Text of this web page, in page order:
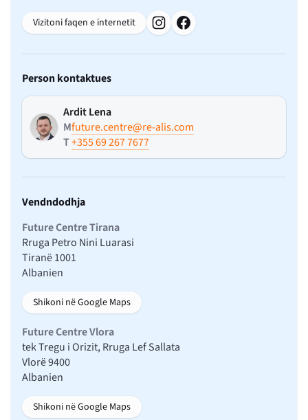
Vizitoni faqen e internetit
Person kontaktues
Ardit Lena
Mfuture.centre@re-alis.com
T +355 69 267 7677
Vendndodhja
Future Centre Tirana
Rruga Petro Nini Luarasi
Tiranë 1001
Albanien
Shikoni në Google Maps
Future Centre Vlora
tek Tregu i Orizit, Rruga Lef Sallata
Vlorë 9400
Albanien
Shikoni në Google Maps